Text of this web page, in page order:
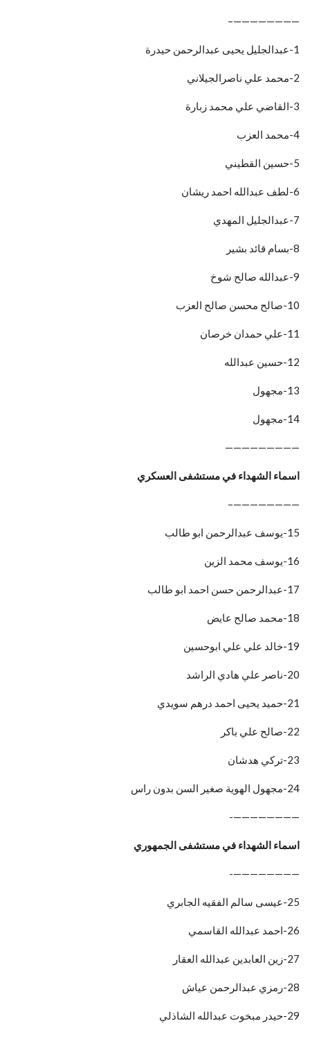
————————–
1-عبدالجليل يحيى عبدالرحمن حيدرة
2-محمد علي ناصرالجيلاني
3-القاضي علي محمد زبارة
4-محمد العزب
5-حسين القطيني
6-لطف عبدالله احمد ريشان
7-عبدالجليل المهدي
8-بسام قائد بشير
9-عبدالله صالح شوخ
10-صالح محسن صالح العزب
11-علي حمدان خرصان
12-حسين عبدالله
13-مجهول
14-مجهول
—————————
اسماء الشهداء في مستشفى العسكري
————————–
15-يوسف عبدالرحمن ابو طالب
16-يوسف محمد الزين
17-عبدالرحمن حسن احمد ابو طالب
18-محمد صالح عايض
19-خالد علي علي ابوحسين
20-ناصر علي هادي الراشد
21-حميد يحيى احمد درهم سويدي
22-صالح علي باكر
23-تركي هدشان
24-مجهول الهوية صغير السن بدون راس
————————-
اسماء الشهداء في مستشفى الجمهوري
————————-
25-عيسى سالم الفقيه الجابري
26-احمد عبدالله القاسمي
27-زين العابدين عبدالله العقار
28-رمزي عبدالرحمن عياش
29-حيدر مبخوت عبدالله الشاذلي